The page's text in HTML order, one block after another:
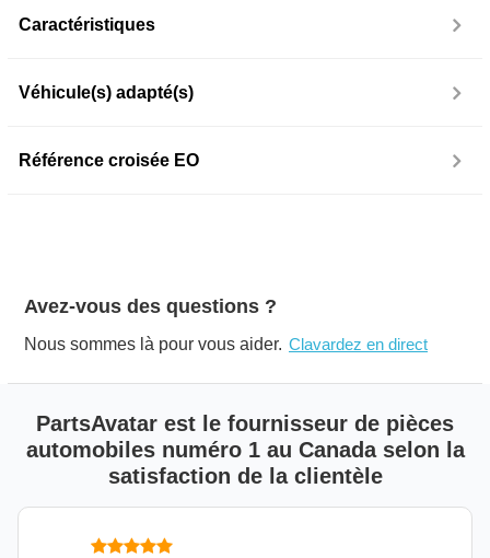
Caractéristiques
Véhicule(s) adapté(s)
Référence croisée EO
Avez-vous des questions ?
Nous sommes là pour vous aider. Clavardez en direct
PartsAvatar est le fournisseur de pièces
automobiles numéro 1 au Canada selon la
satisfaction de la clientèle